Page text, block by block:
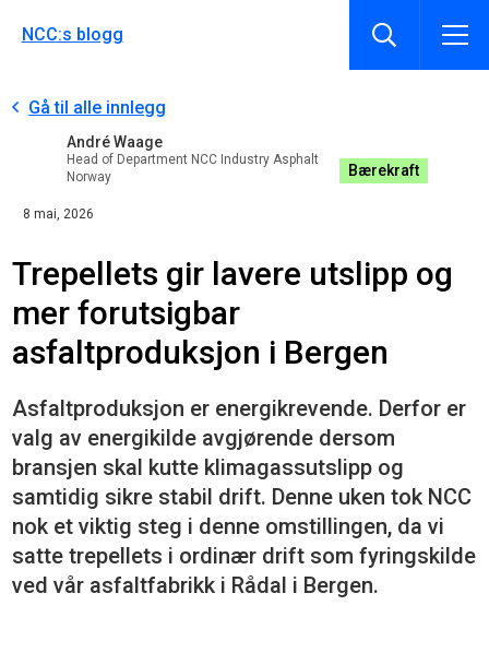
NCC:s blogg
Gå til alle innlegg
André Waage
Head of Department NCC Industry Asphalt
Norway
Bærekraft
8 mai, 2026
Trepellets gir lavere utslipp og
mer forutsigbar
asfaltproduksjon i Bergen
Asfaltproduksjon er energikrevende. Derfor er
valg av energikilde avgjørende dersom
bransjen skal kutte klimagassutslipp og
samtidig sikre stabil drift. Denne uken tok NCC
nok et viktig steg i denne omstillingen, da vi
satte trepellets i ordinær drift som fyringskilde
ved vår asfaltfabrikk i Rådal i Bergen.